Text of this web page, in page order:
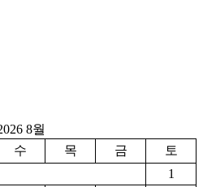
8월
수 목 금
토
1